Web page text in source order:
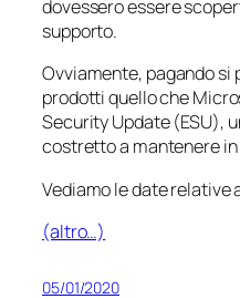
dovessero essere
supporto.
Ovviamente, pagando si
prodotti quello che
Security Update(ESU),
costretto a mantenere
Vediamo le date
(altro…)
05/01/2020